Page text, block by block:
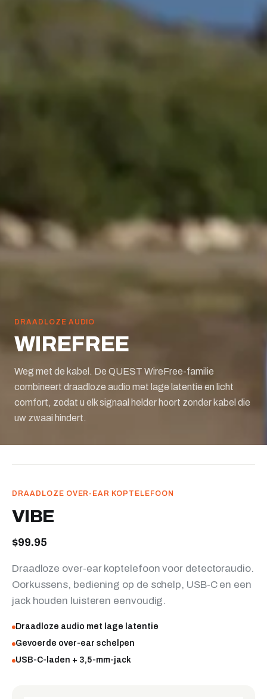
DRAADLOZE AUDIO
WIREFREE
Weg met de kabel. De QUEST WireFree-familie
combineert draadloze audio met lage latentie en licht
comfort, zodat u elk signaal helder hoort zonder kabel die
uw zwaai hindert.
DRAADLOZE OVER-EAR KOPTELEFOON
VIBE
$99.95
Draadloze over-ear koptelefoon voor detectoraudio.
Oorkussens, bediening op de schelp, USB-C en een
jack houden luisteren eenvoudig.
Draadloze audio met lage latentie
Gevoerde over-ear schelpen
USB-C-laden + 3,5-mm-jack